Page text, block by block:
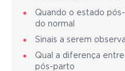
Quando o estado
do normal
Sinais a serem
Qual a diferença
pós-parto